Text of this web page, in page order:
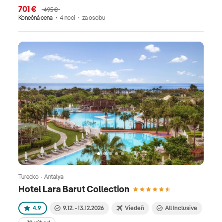
701 €
495 €
Konečná cena
4 nocí za osobu
Hotel Lara Barut Collection
Turecko · Antalya
4.9 9.12. - 13.12.2026 Viedeň All Inclusive